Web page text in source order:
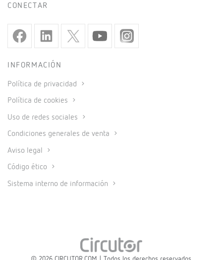
CONECTAR
INFORMACIÓN
Política de privacidad
Política de cookies
Uso de redes sociales
Condiciones generales de venta
Aviso legal
Código ético
Sistema interno de información